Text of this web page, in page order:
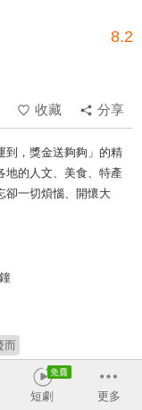
8.2
收藏
分享
到，獎金送夠夠」的精
地的人文、美食、特產
卻一切煩惱、開懷大
而
短劇 更多